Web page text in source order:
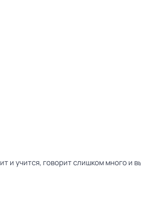
и учится, говорит слишком много и